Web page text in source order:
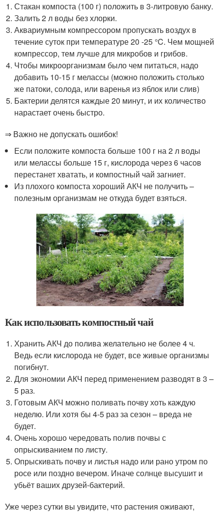
Стакан компоста (100 г) положить в 3-литровую банку.
Залить 2 л воды без хлорки.
Аквариумным компрессором пропускать воздух в
течение суток при температуре 20 -25 °C. Чем мощней
компрессор, тем лучше для микробов и грибов.
Чтобы микроорганизмам было чем питаться, надо
добавить 10-15 г мелассы (можно положить столько
же патоки, солода, или варенья из яблок или слив)
Бактерии делятся каждые 20 минут, и их количество
нарастает очень быстро.
⇒ Важно не допускать ошибок!
Если положите компоста больше 100 г на 2 л воды
или мелассы больше 15 г, кислорода через 6 часов
перестанет хватать, и компостный чай загниет.
Из плохого компоста хороший АКЧ не получить –
полезным организмам не откуда будет взяться.
Как использовать компостный чай
Хранить АКЧ до полива желательно не более 4 ч.
Ведь если кислорода не будет, все живые организмы
погибнут.
Для экономии АКЧ перед применением разводят в 3 –
5 раз.
Готовым АКЧ можно поливать почву хоть каждую
неделю. Или хотя бы 4-5 раз за сезон – вреда не
будет.
Очень хорошо чередовать полив почвы с
опрыскиванием по листу.
Опрыскивать почву и листья надо или рано утром по
росе или поздно вечером. Иначе солнце высушит и
убьёт ваших друзей-бактерий.
Уже через сутки вы увидите, что растения оживают,